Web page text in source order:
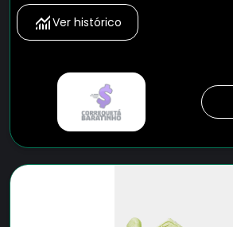
Ver histórico